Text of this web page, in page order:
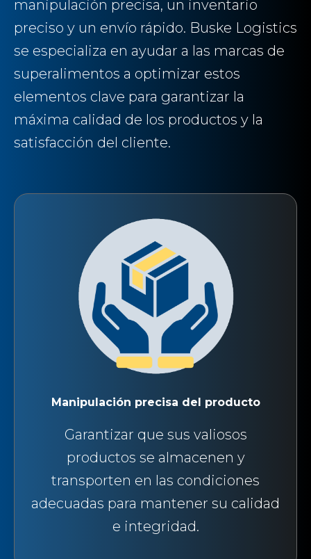
manipulación precisa, un inventario
preciso y un envío rápido. Buske Logistics
se especializa en ayudar a las marcas de
superalimentos a optimizar estos
elementos clave para garantizar la
máxima calidad de los productos y la
satisfacción del cliente.
Manipulación precisa del producto
Garantizar que sus valiosos
productos se almacenen y
transporten en las condiciones
adecuadas para mantener su calidad
e integridad.